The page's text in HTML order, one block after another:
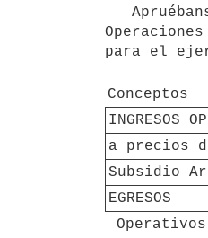
para el
Conceptos
INGRESOS
a precios
Subsidio
EGRESOS
Operativos